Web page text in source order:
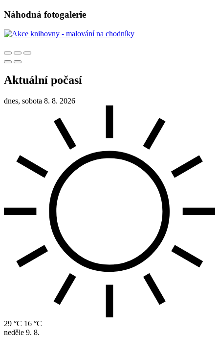
Náhodná fotogalerie
Aktuální počasí
dnes, sobota 8. 8. 2026
29 °C 16 °C
neděle 9. 8.